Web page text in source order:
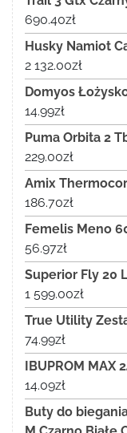
690.40zł
Husky Namiot
2 132.00zł
Domyos
14.99zł
Puma Orbita 2
229.00zł
Amix
186.70zł
Femelis Meno
56.97zł
Superior Fly 20
1 599.00zł
True Utility
74.99zł
IBUPROM MAX
14.09zł
Buty do